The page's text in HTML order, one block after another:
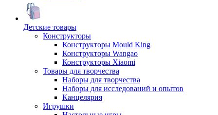
Детские товары
Конструкторы
Конструкторы Mould King
Конструкторы Wangao
Конструкторы Xiaomi
Товары для творчества
Наборы для творчества
Наборы для исследований и опытов
Канцелярия
Игрушки